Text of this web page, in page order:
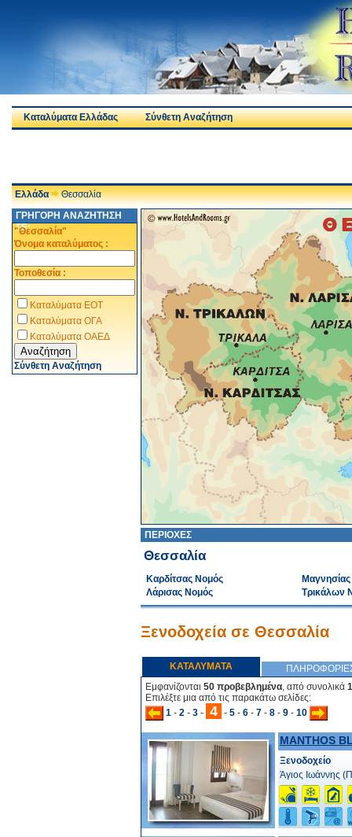
Καταλύματα Ελλάδας Σύνθετη Αναζήτηση
Ελλάδα
Θεσσαλία
ΓΡΗΓΟΡΗ ΑΝΑΖΗΤΗΣΗ
ΣΕ:
"Θεσσαλία"
Όνομα καταλύματος :
Τοποθεσία :
Καταλύματα ΕΟΤ
Καταλύματα ΟΓΑ
Καταλύματα ΟΑΕΔ
Σύνθετη Αναζήτηση
ΠΕΡΙΟΧΕΣ
Θεσσαλία
Καρδίτσας Νομός
Λάρισας Νομός
Τρικάλων
Ξενοδοχεία σε Θεσσαλία
ΚΑΤΑΛΥΜΑΤΑ
Εμφανίζονται 50 προβεβλημένα, από συνολικά
Επιλέξτε μια από τις παρακάτω σελίδες:
1 - 2 - 3 - 4 - 5 - 6 - 7 - 8 - 9 - 10
MANTHOS
Ξενοδοχείο
Άγιος Ιωάννης